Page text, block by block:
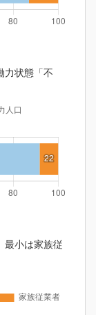
力状態「不
最小は家族従